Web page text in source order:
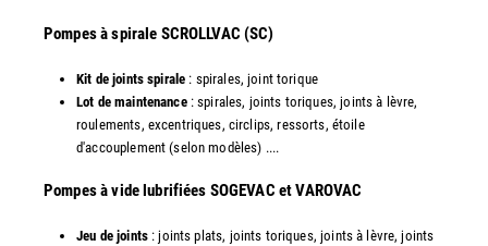
​Pompes à spirale SCROLLVAC (SC)
Kit de joints spirale : spirales, joint torique
Lot de maintenance: spirales, joints toriques, joints à lèvre,
roulements, excentriques, circlips, ressorts, étoile
d'accouplement (selon modèles) ....
​Pompes à vide lubrifiées SOGEVAC et VAROVAC
Jeu de joints: joints plats, joints toriques, joints à lèvre, joints